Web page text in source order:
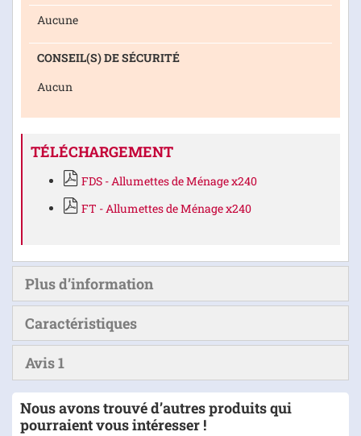
Aucune
CONSEIL(S) DE SÉCURITÉ
Aucun
TÉLÉCHARGEMENT
FDS - Allumettes de Ménage x240
FT - Allumettes de Ménage x240
Plus d’information
Caractéristiques
Avis1
Nous avons trouvé d’autres produits qui
pourraient vous intéresser !